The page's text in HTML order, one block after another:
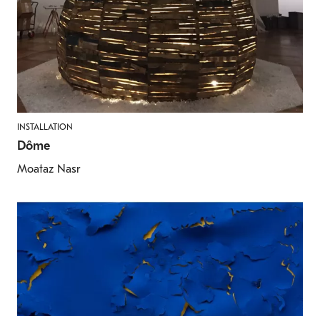
INSTALLATION
Dôme
Moataz Nasr